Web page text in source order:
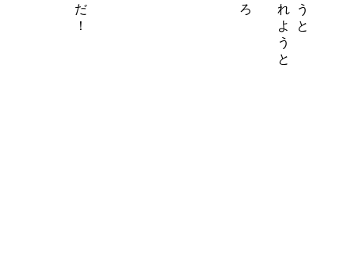
だ
！
ろ
れ
よ
う
と
う
と